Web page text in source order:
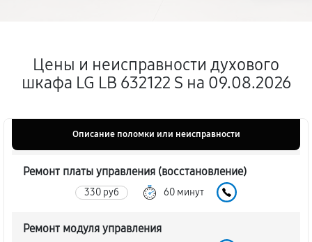
Цены и неисправности духового
шкафа LG LB 632122 S на 09.08.2026
Описание поломки или неисправности
Ремонт платы управления (восстановление)
330 руб 60 минут
Ремонт модуля управления